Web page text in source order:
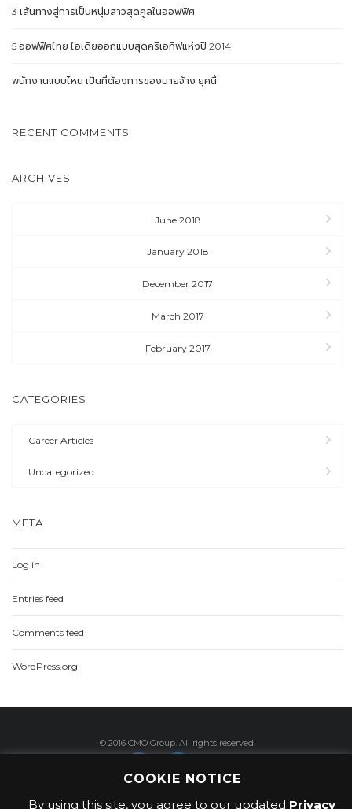
3 เส้นทางสู่การเป็นหนุ่มสาวสุดคูลในออฟฟิศ
5 ออฟฟิศไทย ไอเดียออกแบบสุดครีเอทีฟแห่งปี 2014
พนักงานแบบไหน เป็นที่ต้องการของนายจ้าง ยุคนี้
RECENT COMMENTS
ARCHIVES
June 2018
January 2018
December 2017
March 2017
February 2017
CATEGORIES
Career Articles
Uncategorized
META
Log in
Entries feed
Comments feed
WordPress.org
© 2016 CMO Group. All rights reserved.
Privacy Policy
COOKIE NOTICE
By using this site, you agree to our updated Privacy